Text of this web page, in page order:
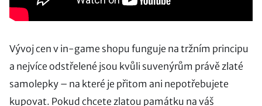
Vývoj cen v in-game shopu funguje na tržním principu
a nejvíce odstřelené jsou kvůli suvenýrům právě zlaté
samolepky – na které je přitom ani nepotřebujete
kupovat. Pokud chcete zlatou památku na váš